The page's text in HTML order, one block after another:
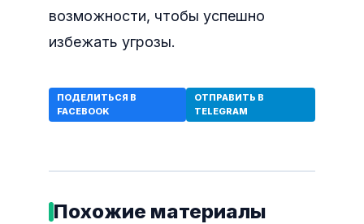
возможности, чтобы успешно
избежать угрозы.
ПОДЕЛИТЬСЯ В
FACEBOOK
ОТПРАВИТЬ В
TELEGRAM
Похожие материалы